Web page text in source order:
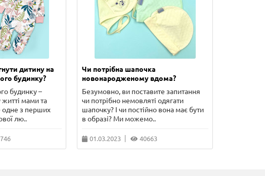
дитину на
будинку?
будинку –
мами та
одне з перших
лю..
Чи потрібна шапочка
новонародженому вдома?
Безумовно, ви поставите запитання
чи потрібно немовляті одягати
шапочку? І чи постійно вона має бути
в образі? Ми можемо..
01.03.2023 40663